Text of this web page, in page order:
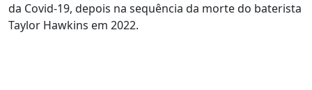
da Covid-19, depois na sequência da morte do baterista
Taylor Hawkins em 2022.